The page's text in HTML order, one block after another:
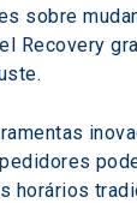
sobre
Recovery
horários